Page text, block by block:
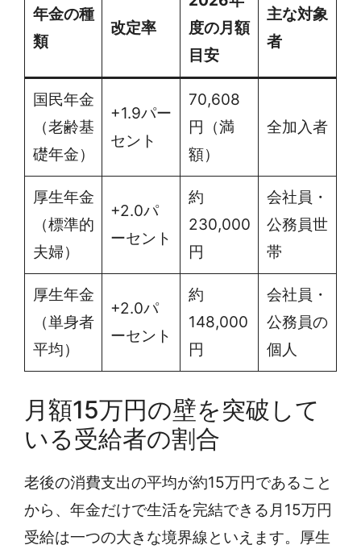
年金の種
類
改定率
度の月額
目安
主な対象
者
国民年金
（老齢基
礎年金）
+1.9パー
セント
70,608
円（満
額）
全加入者
厚生年金
（標準的
夫婦）
+2.0パ
ーセント
約
230,000
円
会社員・
公務員世
帯
厚生年金
（単身者
平均）
+2.0パ
ーセント
約
148,000
円
会社員・
公務員の
個人
月額15万円の壁を突破して
いる受給者の割合
老後の消費支出の平均が約15万円であること
から、年金だけで生活を完結できる月15万円
受給は一つの大きな境界線といえます。厚生